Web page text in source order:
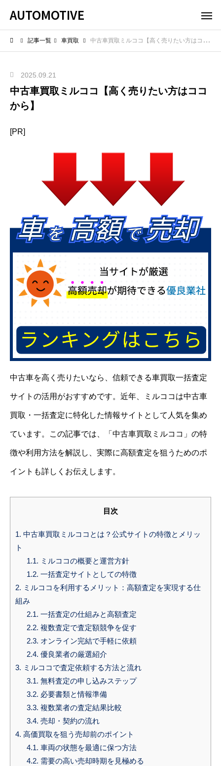
AUTOMOTIVE
記事一覧 車買取 中古車買取ミルココ【高く売りたい方はココから】
2025.09.21
中古車買取ミルココ【高く売りたい方はココ
から】
[PR]
中古車を高く売りたいなら、信頼できる車買取一括査定
サイトの活用がおすすめです。近年、ミルココは中古車
買取・一括査定に特化した情報サイトとして人気を集め
ています。この記事では、「中古車買取ミルココ」の特
徴や利用方法を解説し、実際に高額査定を狙うためのポ
イントも詳しくお伝えします。
目次
1. 中古車買取ミルココとは？公式サイトの特徴とメリッ
ト
1.1. ミルココの概要と運営方針
1.2. 一括査定サイトとしての特徴
2. ミルココを利用するメリット：高額査定を実現する仕
組み
2.1. 一括査定の仕組みと高額査定
2.2. 複数査定で査定額競争を促す
2.3. オンライン完結で手軽に依頼
2.4. 優良業者の厳選紹介
3. ミルココで査定依頼する方法と流れ
3.1. 無料査定の申し込みステップ
3.2. 必要書類と情報準備
3.3. 複数業者の査定結果比較
3.4. 売却・契約の流れ
4. 高価買取を狙う売却前のポイント
4.1. 車両の状態を最適に保つ方法
4.2. 需要の高い売却時期を見極める